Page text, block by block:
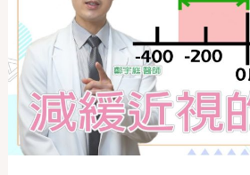
是
從
遠
開
始？
許
多
人
都